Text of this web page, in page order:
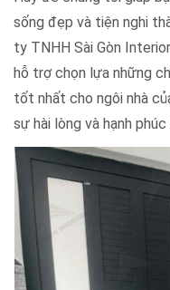
sống đẹp và tiện nghi
ty TNHH Sài Gòn
hỗ trợ chọn lựa những
tốt nhất cho ngôi nhà
sự hài lòng và hạnh